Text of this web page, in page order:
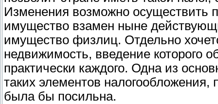
Изменения возможно осуществить
имущество взамен ныне
имущество физлиц. Отдельно
недвижимость, введение которого
практически каждого. Одна из
таких элементов налогообложения,
была бы посильна.